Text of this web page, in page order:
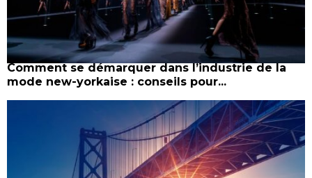
Comment se démarquer dans l’industrie de la
mode new-yorkaise : conseils pour...